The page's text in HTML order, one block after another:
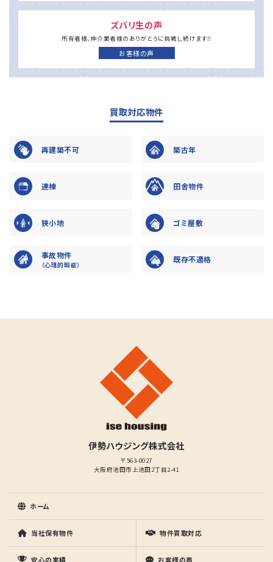
ズバリ生の声
所有者様、仲介業者様の ありがとうに挑戦し続けます‼
お客様の声
買取対応物件
再建築不可 築古年
連棟 田舎物件
狭小地 ゴミ屋敷
事故物件
（心理的瑕疵）
既存不適格
伊勢ハウジング株式会社
〒563-0027
大阪府池田市上池田2丁目2-41
ホーム
当社保有物件 物件買取対応
安心の実績 お客様の声